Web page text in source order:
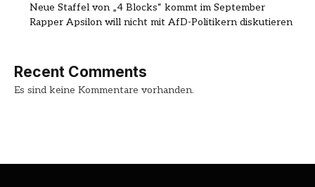
Neue Staffel von „4 Blocks“ kommt im September
Rapper Apsilon will nicht mit AfD-Politikern diskutieren
Recent Comments
Es sind keine Kommentare vorhanden.